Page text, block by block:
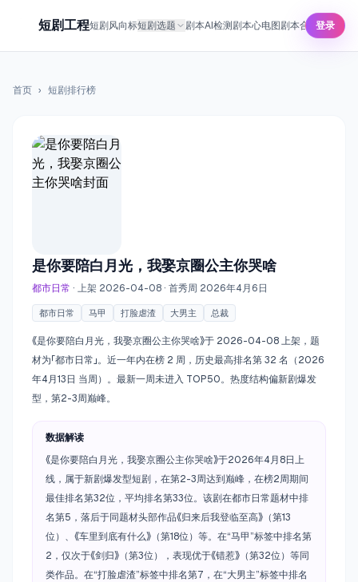
短剧工程短剧风向标短剧选题 剧本AI检测 剧本心电图 剧本合规预审 短
登录
首页 › 短剧排行榜
是你要陪白月光，我娶京圈公主你哭啥
都市日常 · 上架 2026-04-08 · 首秀周 2026年4月6日
都市日常 马甲 打脸虐渣 大男主 总裁
《是你要陪白月光，我娶京圈公主你哭啥》于 2026-04-08 上架，题
材为「都市日常」。近一年内在榜 2 周，历史最高排名第 32 名（2026
年4月13日 当周）。最新一周未进入 TOP50。热度结构偏新剧爆发
型，第2-3周巅峰。
数据解读
《是你要陪白月光，我娶京圈公主你哭啥》于2026年4月8日上
线，属于新剧爆发型短剧，在第2-3周达到巅峰，在榜2周期间
最佳排名第32位，平均排名第33位。该剧在都市日常题材中排
名第5，落后于同题材头部作品《归来后我登临至高》（第13
位）、《车里到底有什么》（第18位）等。在“马甲”标签中排名第
2，仅次于《剑归》（第3位），表现优于《错惹》（第32位）等同
类作品。在“打脸虐渣”标签中排名第7，在“大男主”标签中排名